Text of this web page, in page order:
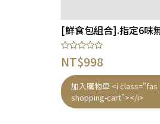
評
分
滿
分
5
NT$998
加入購物車 <i class="fas
shopping-cart"></i>